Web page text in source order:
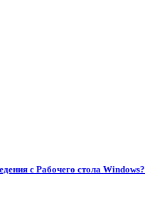
с Рабочего стола Windows?